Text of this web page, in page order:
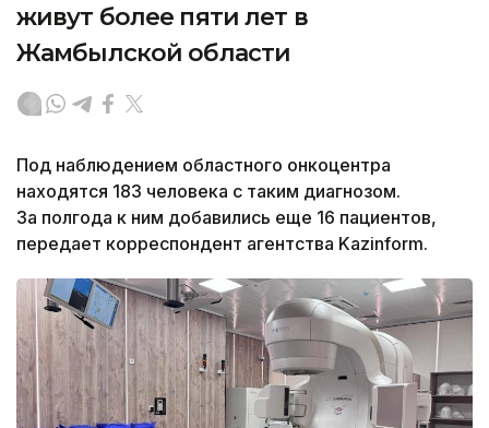
живут более пяти лет в
Жамбылской области
Под наблюдением областного онкоцентра
находятся 183 человека с таким диагнозом.
За полгода к ним добавились еще 16 пациентов,
передает корреспондент агентства Kazinform.